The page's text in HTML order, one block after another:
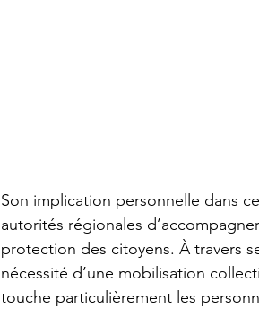
Son implication personnelle dans
autorités régionales
protection des citoyens. À travers
nécessité d’une mobilisation
touche particulièrement les